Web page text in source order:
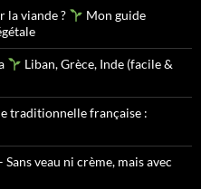
la viande ?
Mon guide
Liban, Grèce, Inde (facile &
traditionnelle française :
Sans veau ni crème, mais avec